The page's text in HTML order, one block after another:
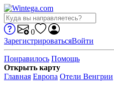
0
ЗарегистрироватьсяВойти
Понравилось Помощь
Открыть карту
Главная Европа Отели Венгрии